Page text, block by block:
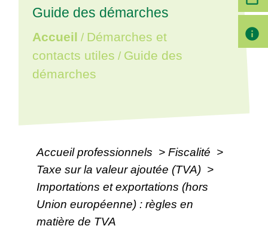
Guide des démarches
Accueil / Démarches et
contacts utiles / Guide des
démarches
Accueil professionnels > Fiscalité >
Taxe sur la valeur ajoutée (TVA) >
Importations et exportations (hors
Union européenne) : règles en
matière de TVA
info